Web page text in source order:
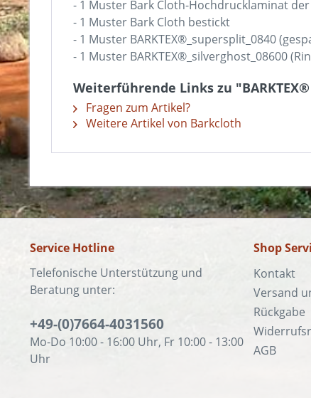
- 1 Muster Bark Cloth-Hochdrucklaminat
- 1 Muster Bark Cloth bestickt
- 1 Muster BARKTEX®_supersplit_0840
- 1 Muster BARKTEX®_silverghost_08600
Weiterführende Links zu
Fragen zum Artikel?
Weitere Artikel von Barkcloth
Service Hotline
Telefonische Unterstützung und
Beratung unter:
+49-(0)7664-4031560
Mo-Do 10:00 - 16:00 Uhr, Fr 10:00 - 13:00
Uhr
Shop
Kontakt
Versand
Rückgabe
AGB